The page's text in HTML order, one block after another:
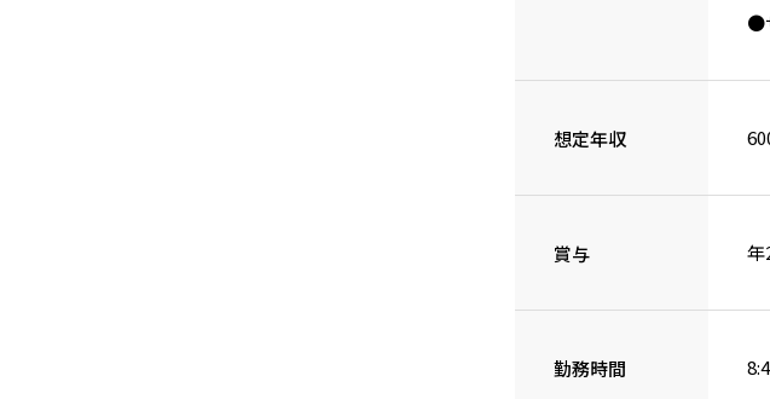
●
想定年収
賞与 年
勤務時間